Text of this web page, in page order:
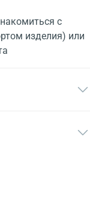
с
изделия) или